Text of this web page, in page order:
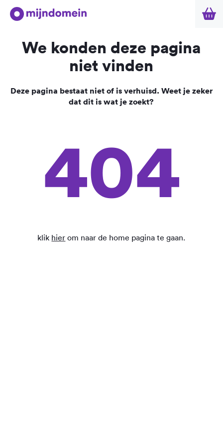
We konden deze pagina
niet vinden
Deze pagina bestaat niet of is verhuisd. Weet je zeker
dat dit is wat je zoekt?
404
klik hier om naar de home pagina te gaan.